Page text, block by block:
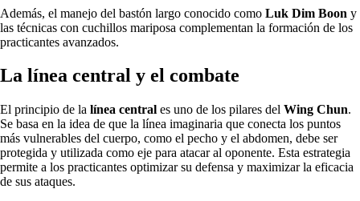
Además, el manejo del bastón largo conocido como Luk Dim Boon y
las técnicas con cuchillos mariposa complementan la formación de los
practicantes avanzados.
La línea central y el combate
El principio de la línea central es uno de los pilares del Wing Chun.
Se basa en la idea de que la línea imaginaria que conecta los puntos
más vulnerables del cuerpo, como el pecho y el abdomen, debe ser
protegida y utilizada como eje para atacar al oponente. Esta estrategia
permite a los practicantes optimizar su defensa y maximizar la eficacia
de sus ataques.